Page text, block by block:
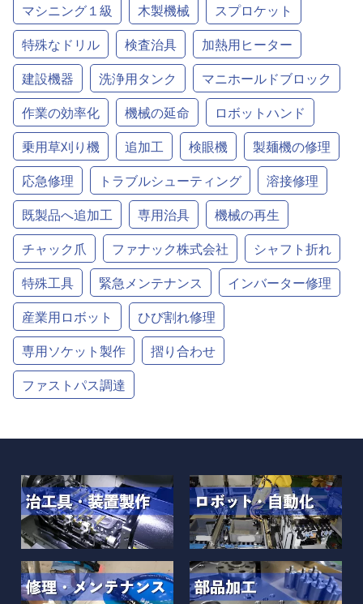
マシニング１級
木製機械
スプロケット
特殊なドリル
検査治具
加熱用ヒーター
建設機器
洗浄用タンク
マニホールドブロック
作業の効率化
機械の延命
ロボットハンド
乗用草刈り機
追加工 検眼機
製麺機の修理
応急修理
トラブルシューティング
溶接修理
既製品へ追加工
専用治具
機械の再生
チャック爪
ファナック株式会社
シャフト折れ
特殊工具
緊急メンテナンス
インバーター修理
産業用ロボット
ひび割れ修理
専用ソケット製作
摺り合わせ
ファストパス調達